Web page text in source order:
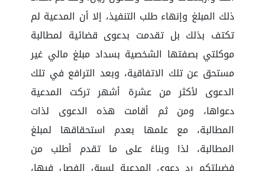
ذلك المبلغ وإنهاء طلب التنفيذ، إلا أن المدعية لم
تكتف بذلك بل تقدمت بدعوى قضائية لمطالبة
موكلتي بصفتها الشخصية بسداد مبلغ مالي غير
مستحق عن تلك الاتفاقية، وبعد الترافع في تلك
الدعوى لأكثر من عشرة أشهر تركت المدعية
دعواها، ومن ثم أقامت هذه الدعوى لذات
المطالبة، مع علمها بعدم استحقاقها لمبلغ
المطالبة، لذا وبناءً على ما تقدم أطلب من